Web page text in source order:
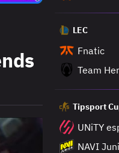
LEC
Fnatic
Team
Tipsport
UNiTY
NAVI